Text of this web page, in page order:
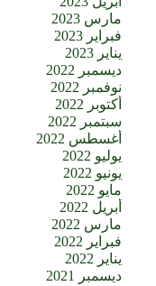
مارس 2023
فبراير 2023
يناير 2023
ديسمبر 2022
نوفمبر 2022
أكتوبر 2022
سبتمبر 2022
أغسطس 2022
يوليو 2022
يونيو 2022
مايو 2022
أبريل 2022
مارس 2022
فبراير 2022
يناير 2022
ديسمبر 2021